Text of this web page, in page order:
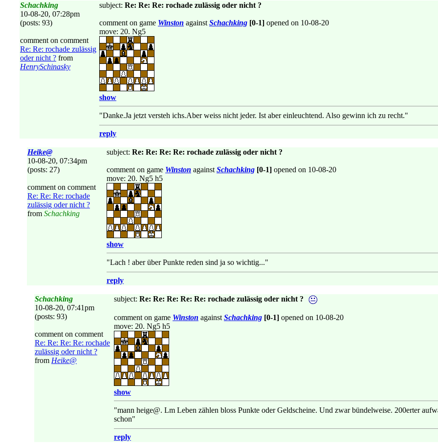
Schachking
10-08-20, 07:28pm
(posts: 93)
comment on comment
Re: Re: rochade zulässig
oder nicht ? from
HenrySchinasky
subject: Re: Re: Re: rochade zulässig oder nicht ?
comment on game Winston against Schachking [0-1] opened on 10-08-20
move: 20. Ng5
show
"Danke.Ja jetzt versteh ichs.Aber weiss nicht jeder. Ist aber einleuchtend. Also gewinn ich zu recht."
reply
Heike@
10-08-20, 07:34pm
(posts: 27)
comment on comment
Re: Re: Re: rochade
zulässig oder nicht ?
from Schachking
subject: Re: Re: Re: Re: rochade zulässig oder nicht ?
comment on game Winston against Schachking [0-1] opened on 10-08-20
move: 20. Ng5 h5
show
"Lach ! aber über Punkte reden sind ja so wichtig..."
reply
Schachking
10-08-20, 07:41pm
(posts: 93)
comment on comment
Re: Re: Re: Re: rochade
zulässig oder nicht ?
from Heike@
subject: Re: Re: Re: Re: Re: rochade zulässig oder nicht ?
comment on game Winston against Schachking [0-1] opened on 10-08-20
move: 20. Ng5 h5
show
"mann heige@. Lm Leben zählen bloss Punkte oder Geldscheine. Und zwar bündelweise. 200erter
schon"
reply